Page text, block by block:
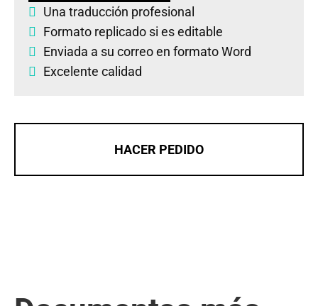
Una traducción profesional
Formato replicado si es editable
Enviada a su correo en formato Word
Excelente calidad
HACER PEDIDO